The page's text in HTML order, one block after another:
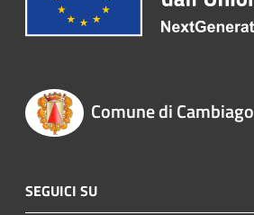
Comune di Cambiago
SEGUICI SU